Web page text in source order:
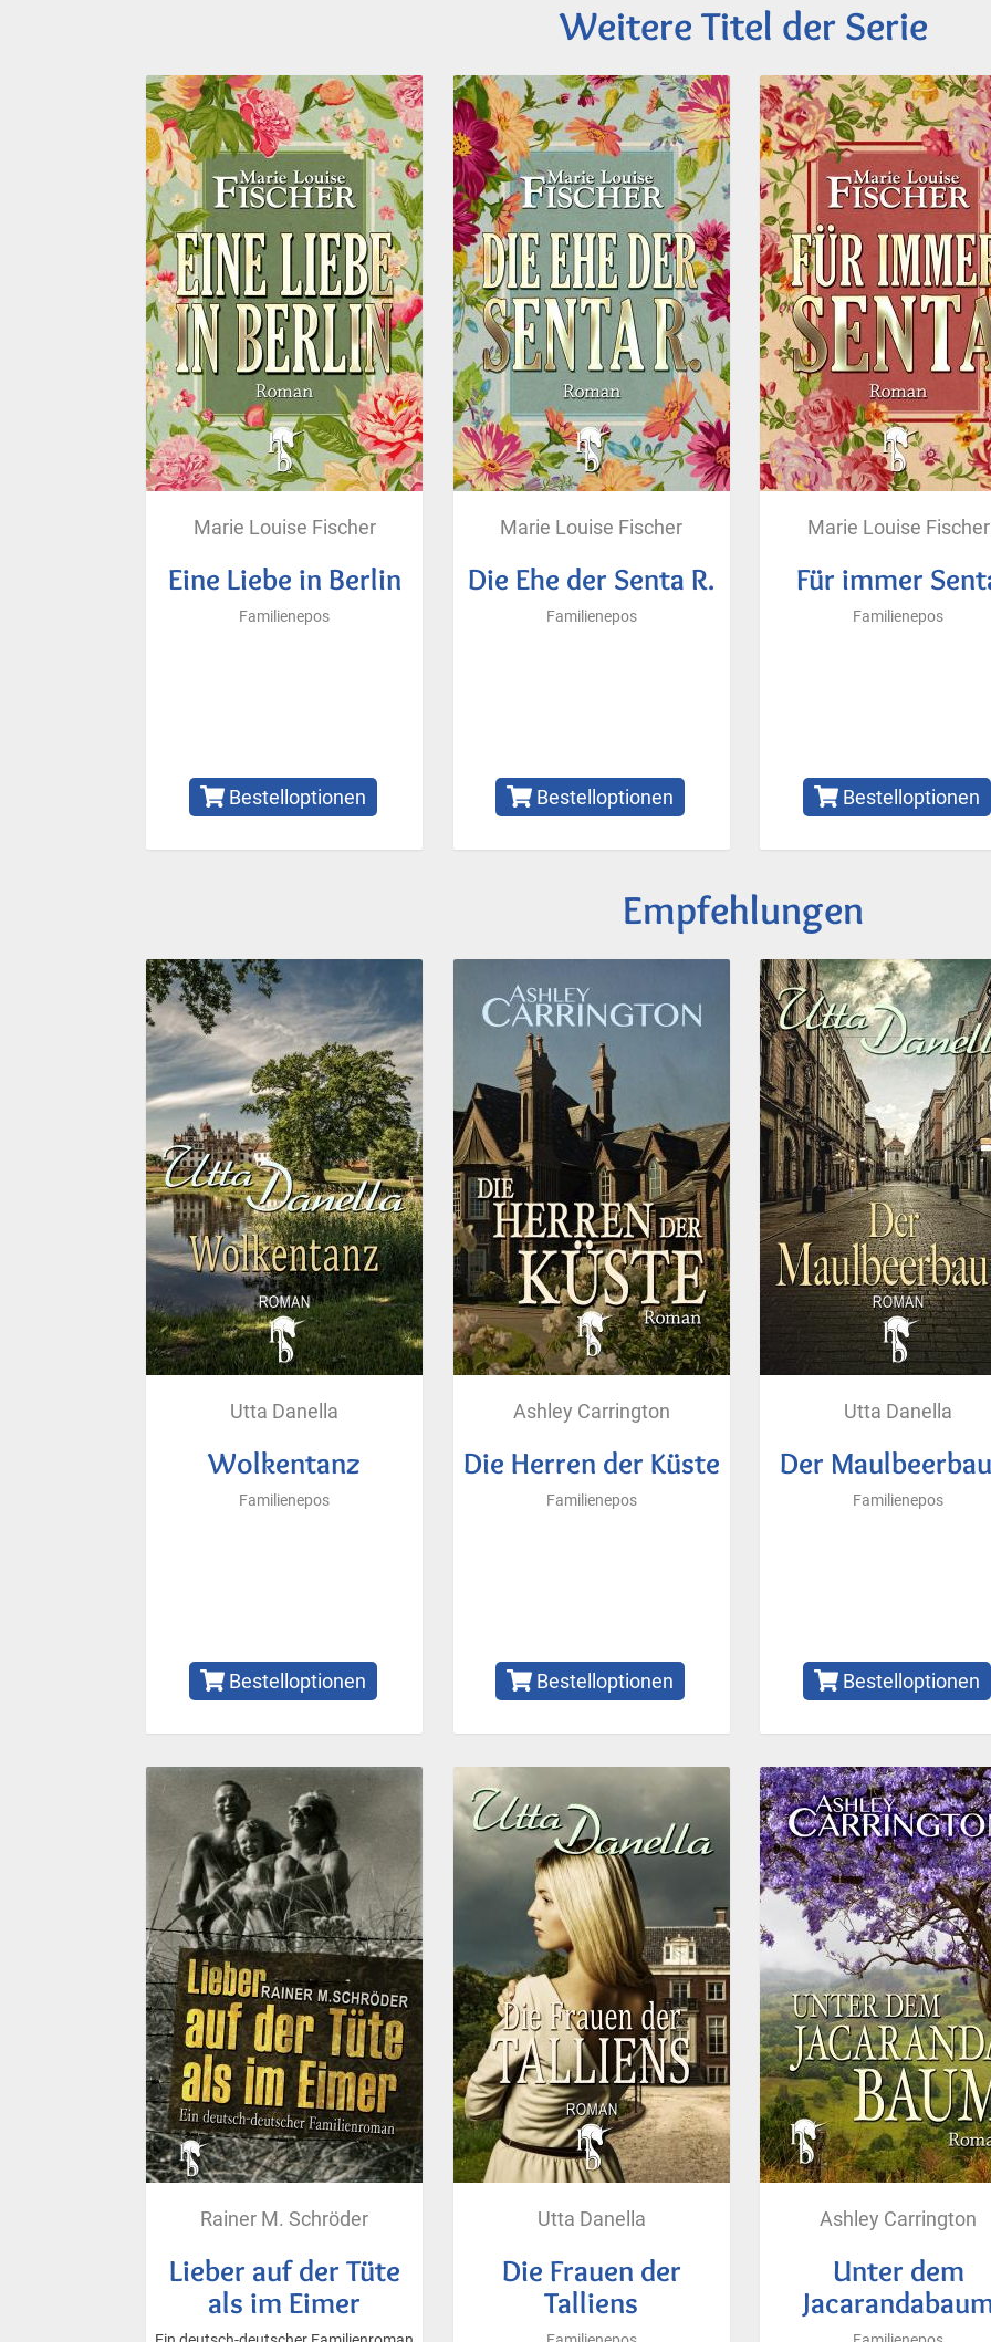
Weitere Titel der Serie
Marie Louise Fischer
Eine Liebe in Berlin
Familienepos
Bestelloptionen
Marie Louise Fischer
Die Ehe der Senta R.
Familienepos
Bestelloptionen
Marie Louise Fischer
Für immer
Familienepos
Bestelloptionen
Empfehlungen
Utta Danella
Wolkentanz
Familienepos
Bestelloptionen
Ashley Carrington
Die Herren der Küste
Familienepos
Bestelloptionen
Utta Danella
Der
Familienepos
Bestelloptionen
Rainer M. Schröder
Lieber auf der Tüte
als im Eimer
Utta Danella
Die Frauen der
Talliens
Ashley Carrington
Unter dem